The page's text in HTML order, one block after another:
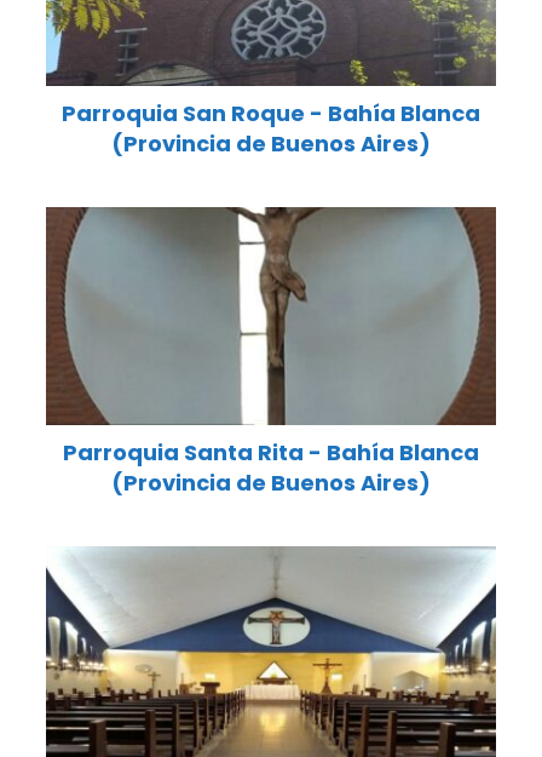
Parroquia San Roque - Bahía Blanca
(Provincia de Buenos Aires)
Parroquia Santa Rita - Bahía Blanca
(Provincia de Buenos Aires)